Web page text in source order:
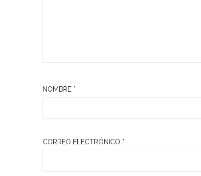
NOMBRE *
CORREO ELECTRÓNICO *